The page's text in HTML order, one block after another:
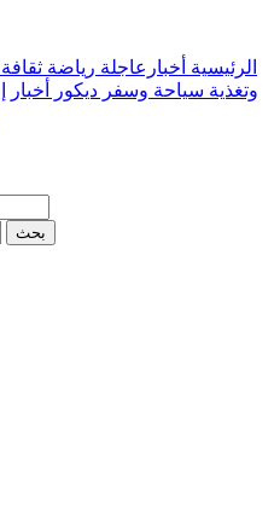
الرئيسية أخبارعاجلة رياضة ثقافة
وتغذية سياحة وسفر ديكور أخبار